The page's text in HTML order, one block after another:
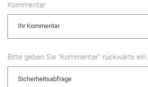
Kommentar
Bitte geben Sie "Kommentar" rückwärts ein.